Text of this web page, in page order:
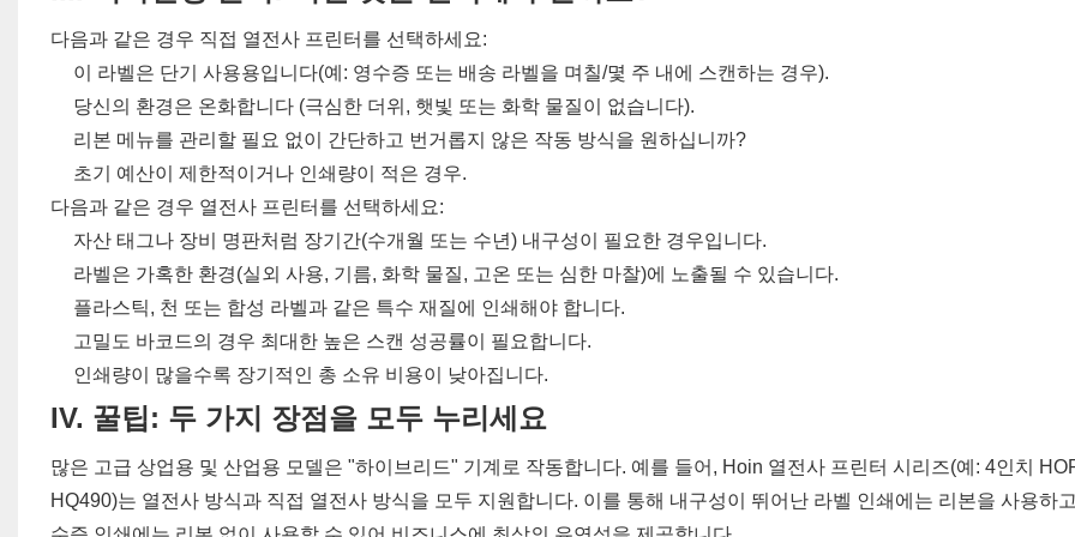
다음과 같은 경우 직접 열전사 프린터를 선택하세요:
이 라벨은 단기 사용용입니다(예: 영수증 또는 배송 라벨을 며칠/몇 주 내에 스캔하는 경우).
당신의 환경은 온화합니다 (극심한 더위, 햇빛 또는 화학 물질이 없습니다).
리본 메뉴를 관리할 필요 없이 간단하고 번거롭지 않은 작동 방식을 원하십니까?
초기 예산이 제한적이거나 인쇄량이 적은 경우.
다음과 같은 경우 열전사 프린터를 선택하세요:
자산 태그나 장비 명판처럼 장기간(수개월 또는 수년) 내구성이 필요한 경우입니다.
라벨은 가혹한 환경(실외 사용, 기름, 화학 물질, 고온 또는 심한 마찰)에 노출될 수 있습니다.
플라스틱, 천 또는 합성 라벨과 같은 특수 재질에 인쇄해야 합니다.
고밀도 바코드의 경우 최대한 높은 스캔 성공률이 필요합니다.
인쇄량이 많을수록 장기적인 총 소유 비용이 낮아집니다.
IV. 꿀팁: 두 가지 장점을 모두 누리세요
많은 고급 상업용 및 산업용 모델은 "하이브리드" 기계로 작동합니다. 예를 들어, Hoin 열전사 프린터 시리즈(예: 4인치
HQ490)는 열전사 방식과 직접 열전사 방식을 모두 지원합니다. 이를 통해 내구성이 뛰어난 라벨 인쇄에는 리본을 사용하